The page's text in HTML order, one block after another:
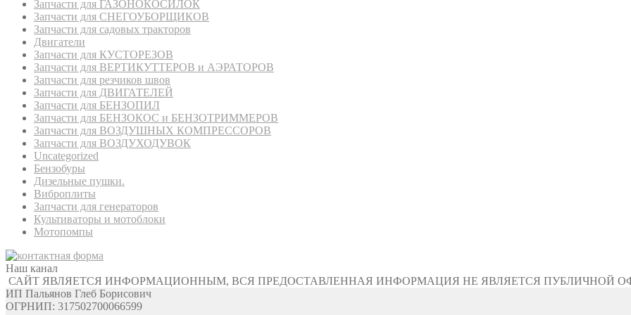
Запчасти для ГАЗОНОКОСИЛОК
Запчасти для СНЕГОУБОРЩИКОВ
Запчасти для садовых тракторов
Двигатели
Запчасти для КУСТОРЕЗОВ
Запчасти для ВЕРТИКУТТЕРОВ и АЭРАТОРОВ
Запчасти для резчиков швов
Запчасти для ДВИГАТЕЛЕЙ
Запчасти для БЕНЗОПИЛ
Запчасти для БЕНЗОКОС и БЕНЗОТРИММЕРОВ
Запчасти для ВОЗДУШНЫХ КОМПРЕССОРОВ
Запчасти для ВОЗДУХОДУВОК
Uncategorized
Бензобуры
Дизельные пушки.
Виброплиты
Запчасти для генераторов
Культиваторы и мотоблоки
Мотопомпы
Наш канал
САЙТ ЯВЛЯЕТСЯ ИНФОРМАЦИОННЫМ, ВСЯ ПРЕДОСТАВЛЕННАЯ ИНФОРМАЦИЯ НЕ ЯВЛЯЕТСЯ ПУБЛИЧНОЙ
ИП Пальянов Глеб Борисович
ОГРНИП: 317502700066599